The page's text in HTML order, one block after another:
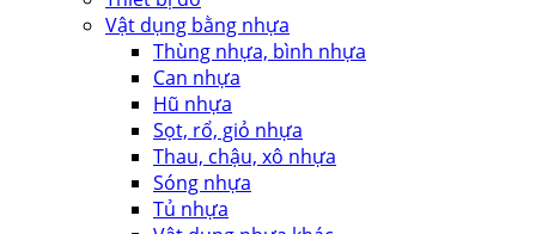
Vật dụng bằng nhựa
Thùng nhựa, bình nhựa
Can nhựa
Hũ nhựa
Sọt, rổ, giỏ nhựa
Thau, chậu, xô nhựa
Sóng nhựa
Tủ nhựa